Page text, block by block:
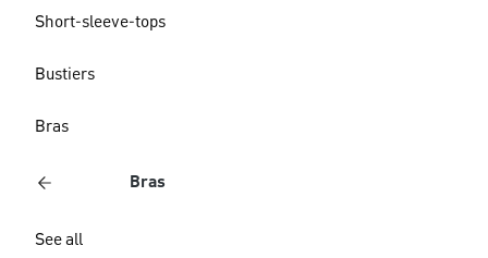
Short-sleeve-tops
Bustiers
Bras
Bras
See all